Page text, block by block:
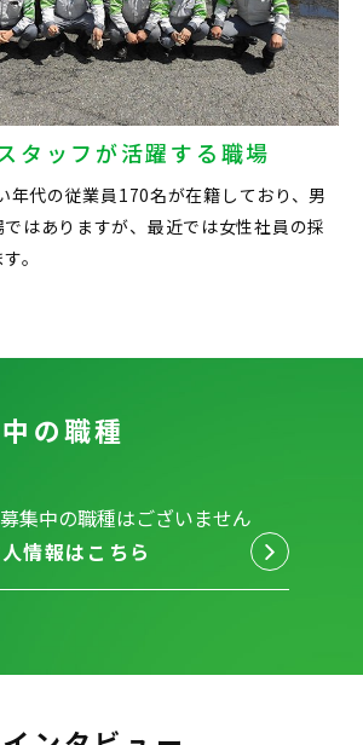
タッフが活躍する職場
年代の従業員170名が在籍しており、男
はありますが、最近では女性社員の採
。
の職種
集中の職種はございません
情報はこちら